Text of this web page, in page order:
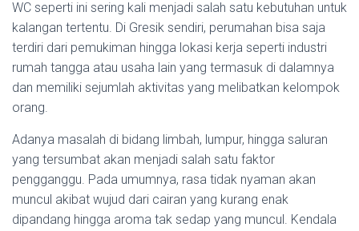
WC seperti ini sering kali menjadi salah satu kebutuhan untuk
kalangan tertentu. Di Gresik sendiri, perumahan bisa saja
terdiri dari pemukiman hingga lokasi kerja seperti industri
rumah tangga atau usaha lain yang termasuk di dalamnya
dan memiliki sejumlah aktivitas yang melibatkan kelompok
orang.
Adanya masalah di bidang limbah, lumpur, hingga saluran
yang tersumbat akan menjadi salah satu faktor
pengganggu. Pada umumnya, rasa tidak nyaman akan
muncul akibat wujud dari cairan yang kurang enak
dipandang hingga aroma tak sedap yang muncul. Kendala